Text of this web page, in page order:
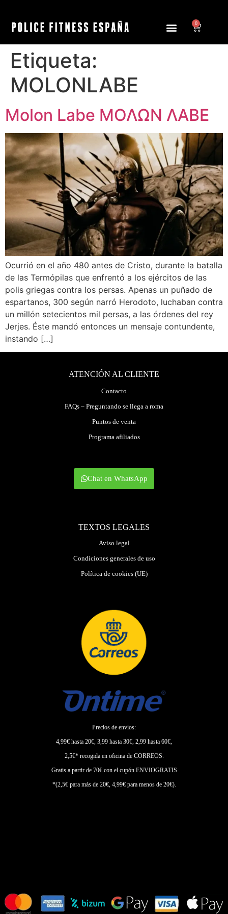
0
Etiqueta:
MOLONLABE
Molon Labe ΜΟΛΩΝ ΛΑΒΕ
Ocurrió en el año 480 antes de Cristo, durante la batalla
de las Termópilas que enfrentó a los ejércitos de las
polis griegas contra los persas. Apenas un puñado de
espartanos, 300 según narró Herodoto, luchaban contra
un millón setecientos mil persas, a las órdenes del rey
Jerjes. Éste mandó entonces un mensaje contundente,
instando […]
ATENCIÓN AL CLIENTE
Contacto
FAQs – Preguntando se llega a roma
Puntos de venta
Programa afiliados
Chat en WhatsApp
TEXTOS LEGALES
Aviso legal
Condiciones generales de uso
Política de cookies (UE)
Precios de envíos:
4,99€ hasta 20€, 3,99 hasta 30€, 2,99 hasta 60€,
2,5€* recogida en oficina de CORREOS.
Gratis a partir de 70€ con el cupón ENVIOGRATIS
*(2,5€ para más de 20€, 4,99€ para menos de 20€).